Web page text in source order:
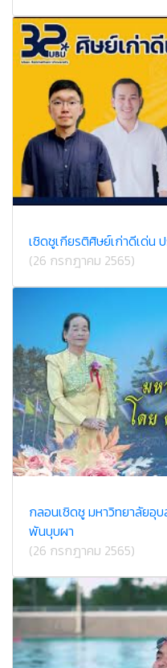
เชิดชูเกียรติศิษย์เก่าดีเด่น
(26 กรกฎาคม 2565)
กลอนเชิดชู มหาวิทยาลัยอุ
พันบุบผา
(26 กรกฎาคม 2565)